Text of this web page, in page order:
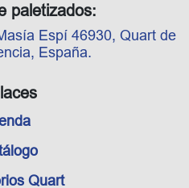
Quart
paletizados:
Espí 46930, Quart de
España.